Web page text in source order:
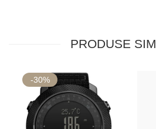
PRODUSE
-30%